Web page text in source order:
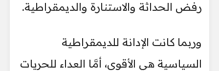
رفض الحداثة والاستنارة والديمقراطية.
وربما كانت الإدانة للديمقراطية
السياسية هي الأقوى، أمَّا العداء للحريات